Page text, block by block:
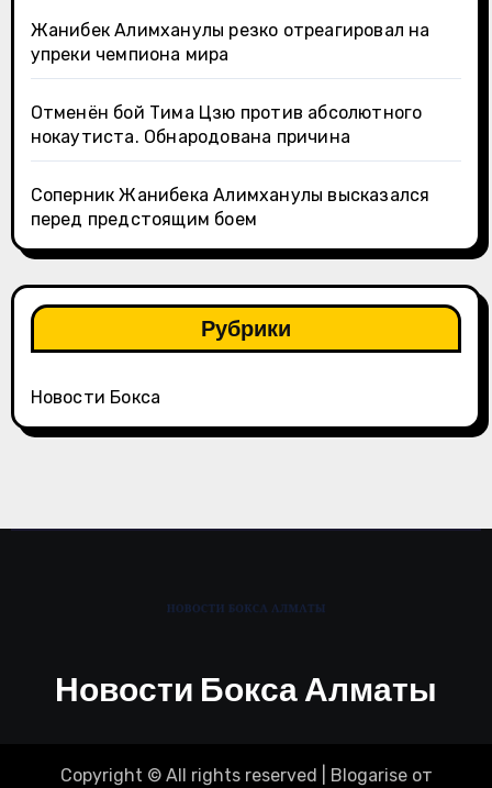
Жанибек Алимханулы резко отреагировал на
упреки чемпиона мира
Отменён бой Тима Цзю против абсолютного
нокаутиста. Обнародована причина
Соперник Жанибека Алимханулы высказался
перед предстоящим боем
Рубрики
Новости Бокса
Новости Бокса Алматы
Copyright © All rights reserved Blogariseот